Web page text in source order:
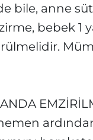
bile, anne
bebek 1